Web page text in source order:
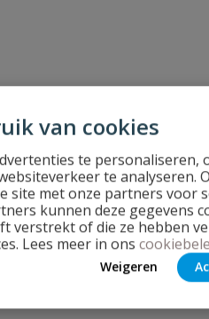
van cookies
te personaliseren,
te analyseren.
site met onze partners voor
kunnen deze gegevens
verstrekt of die ze hebben
Lees meer in ons
Weigeren